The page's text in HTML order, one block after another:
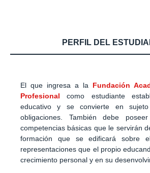
PERFIL DEL
El que ingresa a la Fundación
Profesional
como estudiante
educativo y se convierte en
obligaciones. También debe
competencias básicas que le servirán
formación que se edificará sobre
representaciones que el propio
crecimiento personal y en su